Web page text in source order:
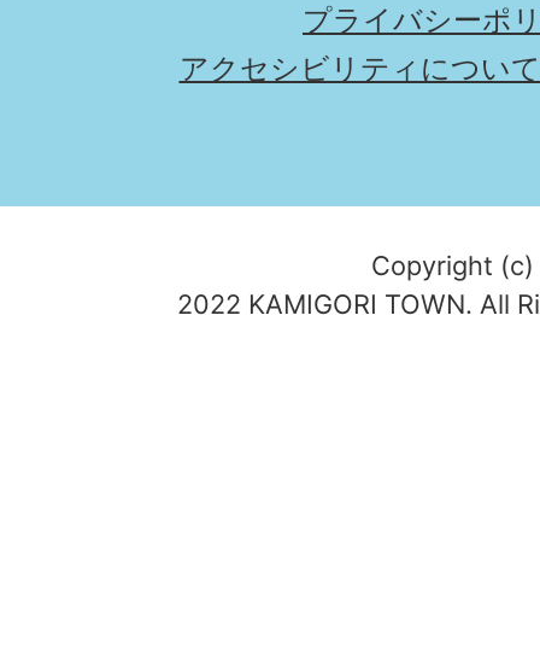
プライバシーポ
アクセシビリティについて
Copyright (c)
2022 KAMIGORI TOWN. All